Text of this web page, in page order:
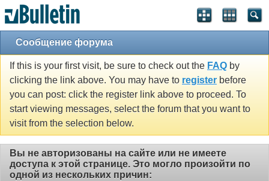
Сообщение форума
If this is your first visit, be sure to check out the FAQ by
clicking the link above. You may have to register before
you can post: click the register link above to proceed. To
start viewing messages, select the forum that you want to
visit from the selection below.
Вы не авторизованы на сайте или не имеете
доступа к этой странице. Это могло произойти по
одной из нескольких причин: